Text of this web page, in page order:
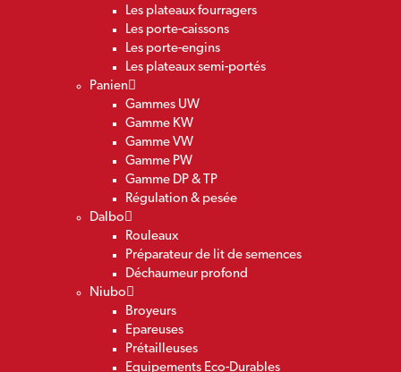
Les plateaux fourragers
Les porte-caissons
Les porte-engins
Les plateaux semi-portés
Panien
Gammes UW
Gamme KW
Gamme VW
Gamme PW
Gamme DP & TP
Régulation & pesée
Dalbo
Rouleaux
Préparateur de lit de semences
Déchaumeur profond
Niubo
Broyeurs
Epareuses
Prétailleuses
Equipements Eco-Durables